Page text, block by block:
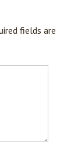
fields are